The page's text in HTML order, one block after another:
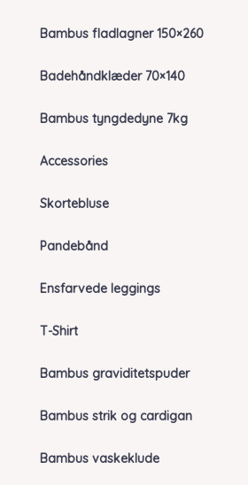
Bambus fladlagner 150×260
Badehåndklæder 70×140
Bambus tyngdedyne 7kg
Accessories
Skortebluse
Pandebånd
Ensfarvede leggings
T-Shirt
Bambus graviditetspuder
Bambus strik og cardigan
Bambus vaskeklude